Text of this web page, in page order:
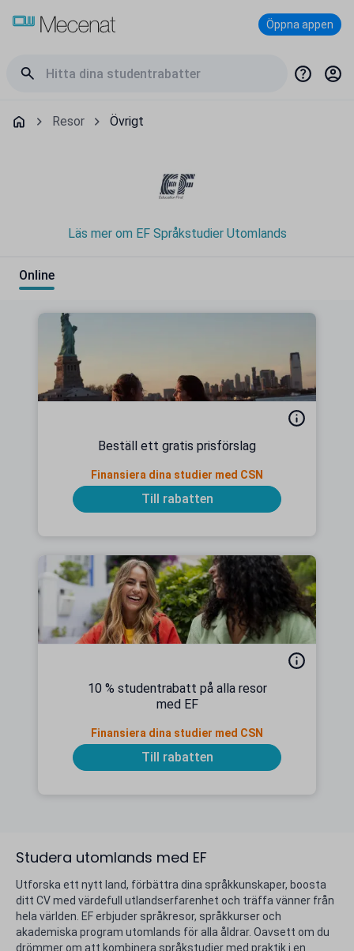
Öppna appen
Resor Övrigt
Läs mer om EF Språkstudier Utomlands
Online
Beställ ett gratis prisförslag
Finansiera dina studier med CSN
Till rabatten
10 % studentrabatt på alla resor
med EF
Finansiera dina studier med CSN
Till rabatten
Studera utomlands med EF
Utforska ett nytt land, förbättra dina språkkunskaper, boosta
ditt CV med värdefull utlandserfarenhet och träffa vänner från
hela världen. EF erbjuder språkresor, språkkurser och
akademiska program utomlands för alla åldrar. Oavsett om du
drömmer om att kombinera språkstudier med praktik i en